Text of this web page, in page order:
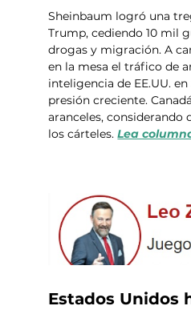
Sheinbaum logró una
Trump, cediendo 10 mil
drogas y migración. A
en la mesa el tráfico de
inteligencia de EE.UU.
presión creciente.
aranceles, considerando
los cárteles. Lea
Estados Unidos